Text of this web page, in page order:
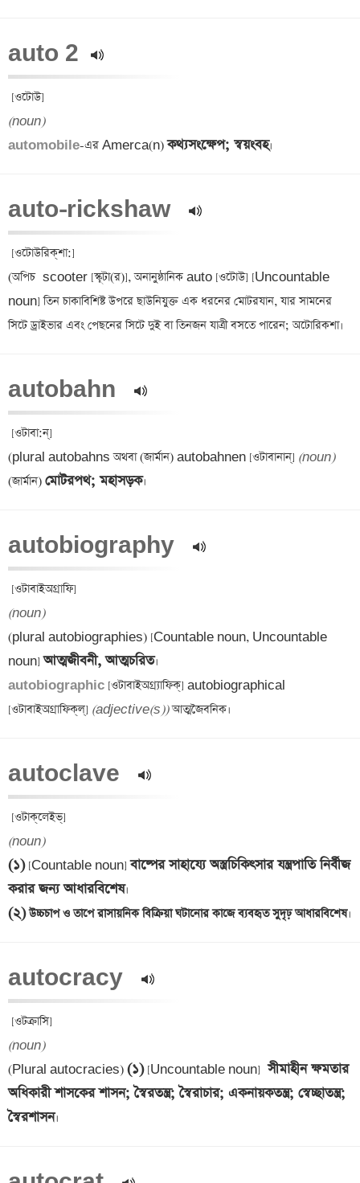
auto 2
(noun)
automobile-এর Amerca(n) কথ্যসংক্ষেপ; স্বয়ংবহ
auto-rickshaw
[ওটোউরিক্‌শা:]
(অপিচ scooter [স্কূটা(র)], অনানুষ্ঠানিক auto [ওটোউ] [Uncountable
noun] তিন চাকাবিশিষ্ট উপরে ছাউনিযুক্ত এক ধরনের মোটরযান, যার সামনের
autobahn
[ওটাবা:ন্]
(plural autobahns অথবা (জার্মান) autobahnen [ওটাবানান্] (noun)
(জার্মান) মোটরপথ; মহাসড়ক
autobiography
(noun)
(plural autobiographies) [Countable noun, Uncountable
noun] আত্মজীবনী, আত্মচরিত
autobiographic [ওটাবাইঅগ্র্যাফিক্] autobiographical
[ওটাবাইঅগ্রাফিক্‌ল্‌] (adjective(s))
autoclave
(noun)
(১) [Countable noun] বাষ্পের সাহায্যে অস্ত্রচিকিৎসার যন্ত্রপাতি নির্বীজ
করার জন্য আধারবিশেষ
(২) উচ্চচাপ ও তাপে রাসায়নিক বিক্রিয়া ঘটানোর কাজে ব্যবহৃত সুদৃঢ় আধারবিশেষ
autocracy
(noun)
(Plural autocracies) (১) [Uncountable noun] সীমাহীন ক্ষমতার
অধিকারী শাসকের শাসন; স্বৈরতন্ত্র; স্বৈরাচার; একনায়কতন্ত্র; স্বেচ্ছাতন্ত্র;
স্বৈরশাসন